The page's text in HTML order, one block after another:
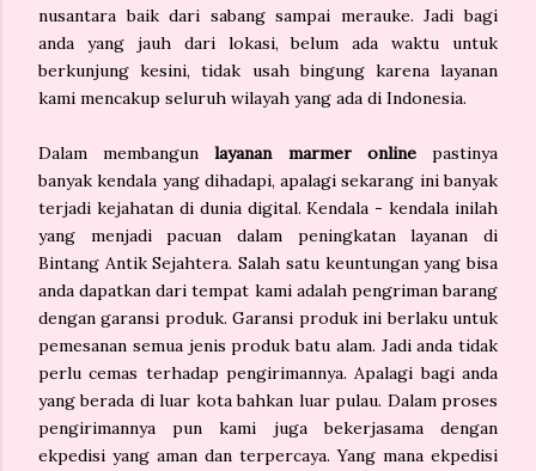
nusantara baik dari sabang sampai merauke. Jadi bagi
anda yang jauh dari lokasi, belum ada waktu untuk
berkunjung kesini, tidak usah bingung karena layanan
kami mencakup seluruh wilayah yang ada di Indonesia.
Dalam membangunlayanan marmer onlinepastinya
banyak kendala yang dihadapi, apalagi sekarang ini banyak
terjadi kejahatan di dunia digital. Kendala - kendala inilah
yang menjadi pacuan dalam peningkatan layanan di
Bintang Antik Sejahtera. Salah satu keuntungan yang bisa
anda dapatkan dari tempat kami adalah pengriman barang
dengan garansi produk. Garansi produk ini berlaku untuk
pemesanan semua jenis produk batu alam. Jadi anda tidak
perlu cemas terhadap pengirimannya. Apalagi bagi anda
yang berada di luar kota bahkan luar pulau. Dalam proses
pengirimannya pun kami juga bekerjasama dengan
ekpedisi yang aman dan terpercaya. Yang mana ekpedisi